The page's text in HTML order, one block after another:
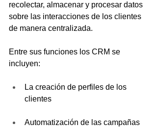
recolectar, almacenar y procesar datos
sobre las interacciones de los clientes
de manera centralizada.
Entre sus funciones los CRM se
incluyen:
La creación de perfiles de los
clientes
Automatización de las campañas